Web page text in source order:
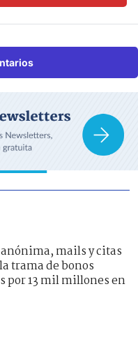
mails y citas
trama de bonos
por 13 mil millones en